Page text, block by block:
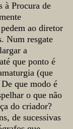
à Procura de
ao diretor
Num resgate
a
que ponto é
(que
que modo é
o que não
do criador?
de sucessivas